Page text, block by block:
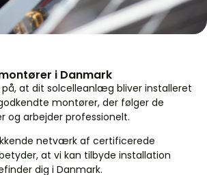
i Danmark
at dit solcelleanlæg bliver installeret
montører, der følger de
og arbejder professionelt.
netværk af certificerede
at vi kan tilbyde installation
dig i Danmark.